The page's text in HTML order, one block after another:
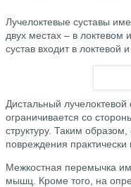
Лучелоктевые суставы
двух местах – в локтевом
сустав входит в локтевой
Дистальный лучелоктевой
ограничивается со
структуру. Таким
повреждения практически
Межкостная перемычка
мышц. Кроме того, на